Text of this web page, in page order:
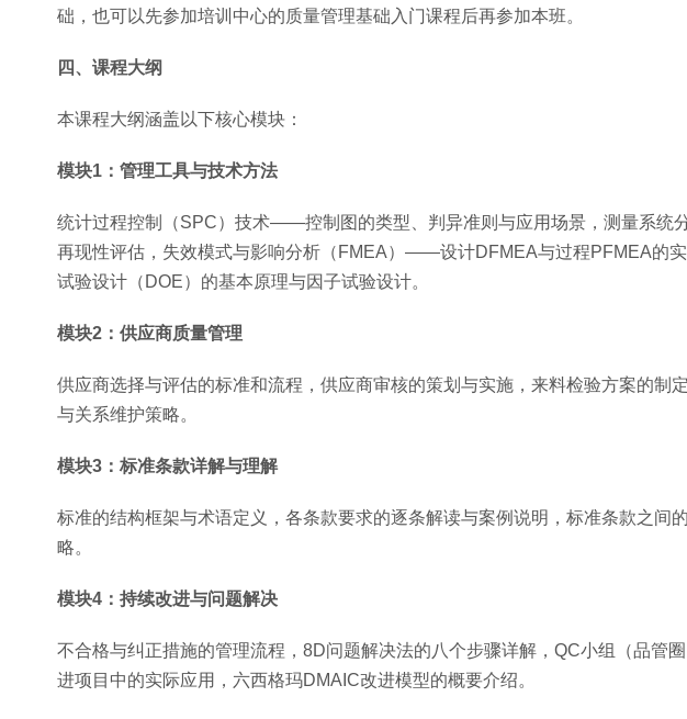
础，也可以先参加培训中心的质量管理基础入门课程后再参加本班。
四、课程大纲
本课程大纲涵盖以下核心模块：
模块1：管理工具与技术方法
统计过程控制（SPC）技术——控制图的类型、判异准则与应用场景，测量系
再现性评估，失效模式与影响分析（FMEA）——设计DFMEA与过程PFMEA的
试验设计（DOE）的基本原理与因子试验设计。
模块2：供应商质量管理
供应商选择与评估的标准和流程，供应商审核的策划与实施，来料检验方案的制
与关系维护策略。
模块3：标准条款详解与理解
标准的结构框架与术语定义，各条款要求的逐条解读与案例说明，标准条款之间
略。
模块4：持续改进与问题解决
不合格与纠正措施的管理流程，8D问题解决法的八个步骤详解，QC小组（品管
进项目中的实际应用，六西格玛DMAIC改进模型的概要介绍。